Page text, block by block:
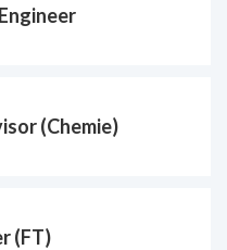
(Chemie)
(FT)